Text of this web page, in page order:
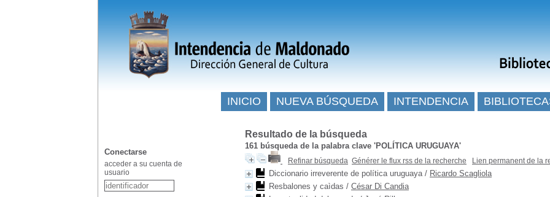
Resultado de la búsqueda
161 búsqueda de la palabra clave 'POLÍTICA URUGUAYA'
Refinar búsqueda Générer le flux rss de la recherche Lien permanent de la
Diccionario irreverente de política uruguaya/ Ricardo Scagliola
Resbalones y caìdas / César Di Candia
INICIO NUEVA BÚSQUEDA INTENDENCIA
Conectarse
acceder a su cuenta de
usuario